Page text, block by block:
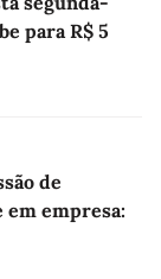
para R$ 5
de
empresa: